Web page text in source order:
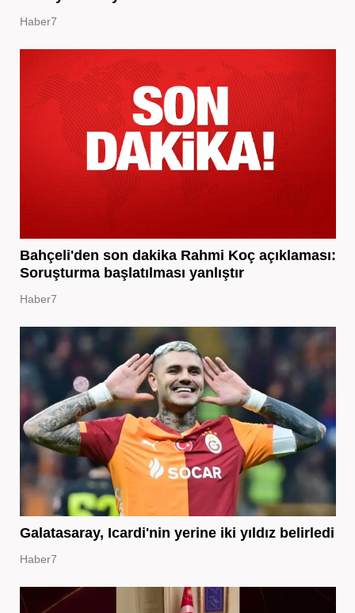
Haber7
Bahçeli'den son dakika Rahmi Koç açıklaması:
Soruşturma başlatılması yanlıştır
Haber7
Galatasaray, Icardi'nin yerine iki yıldız belirledi
Haber7